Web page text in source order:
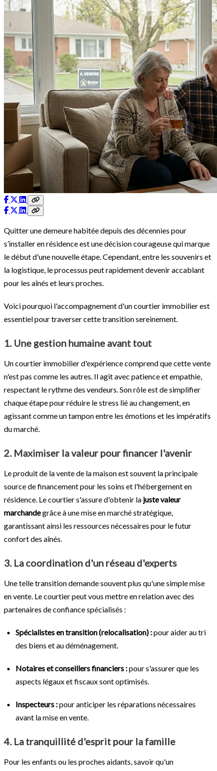
Quitter une demeure habitée depuis des décennies pour
s’installer en résidence est une décision courageuse qui marque
le début d'une nouvelle étape. Cependant, entre les souvenirs et
la logistique, le processus peut rapidement devenir accablant
pour les aînés et leurs proches.
Voici pourquoi l'accompagnement d'un courtier immobilier est
essentiel pour traverser cette transition sereinement.
1. Une gestion humaine avant tout
Un courtier immobilier d'expérience comprend que cette vente
n'est pas comme les autres. Il agit avec patience et empathie,
respectant le rythme des vendeurs. Son rôle est de simplifier
chaque étape pour réduire le stress lié au changement, en
agissant comme un tampon entre les émotions et les impératifs
du marché.
2. Maximiser la valeur pour financer l'avenir
Le produit de la vente de la maison est souvent la principale
source de financement pour les soins et l'hébergement en
résidence. Le courtier s'assure d'obtenir la juste valeur
marchandegrâce à une mise en marché stratégique,
garantissant ainsi les ressources nécessaires pour le futur
confort des aînés.
3. La coordination d'un réseau d'experts
Une telle transition demande souvent plus qu'une simple mise
en vente. Le courtier peut vous mettre en relation avec des
partenaires de confiance spécialisés :
Spécialistes en transition (relocalisation) :pour aider au tri
des biens et au déménagement.
Notaires et conseillers financiers :pour s'assurer que les
aspects légaux et fiscaux sont optimisés.
Inspecteurs :pour anticiper les réparations nécessaires
avant la mise en vente.
4. La tranquillité d'esprit pour la famille
Pour les enfants ou les proches aidants, savoir qu'un